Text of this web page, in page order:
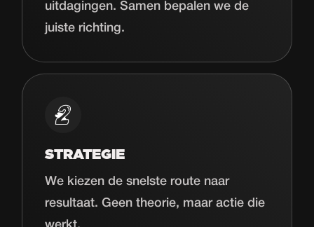
uitdagingen. Samen bepalen we de
juiste richting.
STRATEGIE
We kiezen de snelste route naar
resultaat. Geen theorie, maar actie die